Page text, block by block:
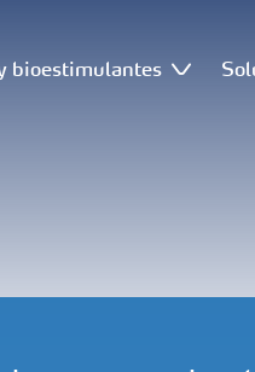
bioestimulantes